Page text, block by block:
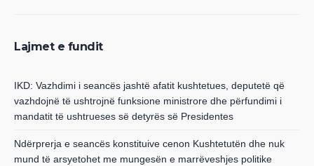
Lajmet e fundit
IKD: Vazhdimi i seancës jashtë afatit kushtetues, deputetë që
vazhdojnë të ushtrojnë funksione ministrore dhe përfundimi i
mandatit të ushtrueses së detyrës së Presidentes
Ndërprerja e seancës konstituive cenon Kushtetutën dhe nuk
mund të arsyetohet me mungesën e marrëveshjes politike